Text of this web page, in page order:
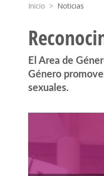
Inicio > Noticias
El Area de
Género
sexuales.